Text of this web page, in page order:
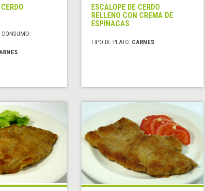
CONSUMO:
ESCALOPE DE CERDO
RELLENO CON CREMA DE
ESPINACAS
TIPO DE PLATO: CARNES